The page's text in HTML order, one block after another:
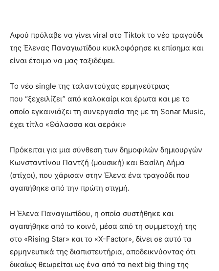
Αφού πρόλαβε να γίνει viral στο Tiktok το νέο τραγούδι
της Έλενας Παναγιωτίδου κυκλοφόρησε κι επίσημα και
είναι έτοιμο να μας ταξιδέψει.
Το νέο single της ταλαντούχας ερμηνεύτριας
που “ξεχειλίζει” από καλοκαίρι και έρωτα και με το
οποίο εγκαινιάζει τη συνεργασία της με τη Sonar Music,
έχει τίτλο «Θάλασσα και αεράκι»
Πρόκειται για μια σύνθεση των δημοφιλών δημιουργών
Κωνσταντίνου Παντζή (μουσική) και Βασίλη Δήμα
(στίχοι), που χάρισαν στην Έλενα ένα τραγούδι που
αγαπήθηκε από την πρώτη στιγμή.
Η Έλενα Παναγιωτίδου, η οποία συστήθηκε και
αγαπήθηκε από το κοινό, μέσα από τη συμμετοχή της
στο «Rising Star» και το «X-Factor», δίνει σε αυτό τα
ερμηνευτικά της διαπιστευτήρια, αποδεικνύοντας ότι
δικαίως θεωρείται ως ένα από τα next big thing της